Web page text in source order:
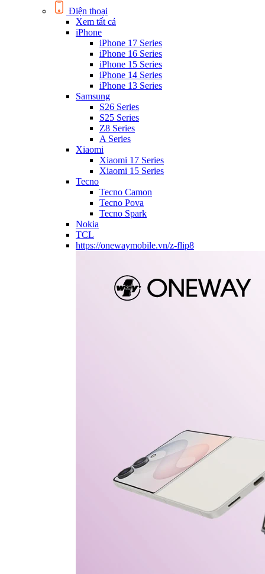
Điện thoại
Xem tất cả
iPhone
iPhone 17 Series
iPhone 16 Series
iPhone 15 Series
iPhone 14 Series
iPhone 13 Series
Samsung
S26 Series
S25 Series
Z8 Series
A Series
Xiaomi
Xiaomi 17 Series
Xiaomi 15 Series
Tecno
Tecno Camon
Tecno Pova
Tecno Spark
Nokia
TCL
https://onewaymobile.vn/z-flip8